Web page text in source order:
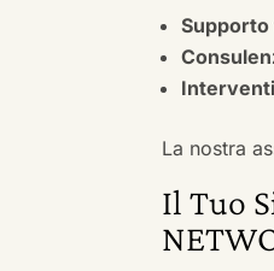
La nostra
Il Tuo